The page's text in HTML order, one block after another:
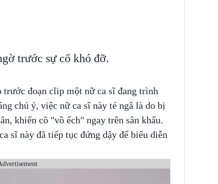
trước sự cố khó đỡ.
đoạn clip một nữ ca sĩ đang trình
chú ý, việc nữ ca sĩ này té ngã là do bị
khiến cô "vồ ếch" ngay trên sân khấu.
sĩ này đã tiếp tục đứng dậy để biểu diễn